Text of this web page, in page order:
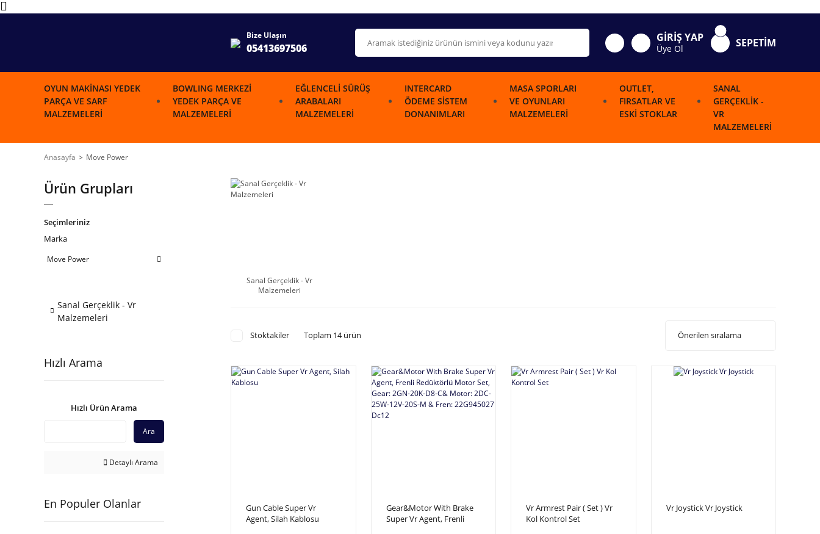
Bize Ulaşın
05413697506
GİRİŞ YAP
Üye Ol SEPETİM
OYUN MAKINASI YEDEK
PARÇA VE SARF
MALZEMELERI
BOWLING MERKEZI
YEDEK PARÇA VE
MALZEMELERI
EĞLENCELI SÜRÜŞ
ARABALARI
MALZEMELERI
INTERCARD
ÖDEME SISTEM
DONANIMLARI
MASA SPORLARI
VE OYUNLARI
MALZEMELERI
OUTLET,
FIRSATLAR VE
ESKI STOKLAR
SANAL
GERÇEKLIK -
VR
MALZEMELERI
Anasayfa Move Power
Ürün Grupları
Seçimleriniz
Marka
Move Power
Sanal Gerçeklik - Vr
Malzemeleri
Hızlı Arama
Hızlı Ürün Arama
Ara
Detaylı Arama
En Populer Olanlar
Sanal Gerçeklik - Vr
Malzemeleri
Stoktakiler Toplam 14 ürün
Gun Cable Super Vr
Agent, Silah Kablosu
Gear&Motor With Brake
Super Vr Agent, Frenli
Vr Armrest Pair ( Set ) Vr
Kol Kontrol Set
Vr Joystick Vr Joystick